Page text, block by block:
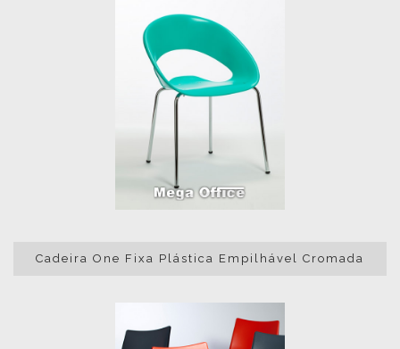
Cadeira One Fixa Plástica Empilhável Cromada